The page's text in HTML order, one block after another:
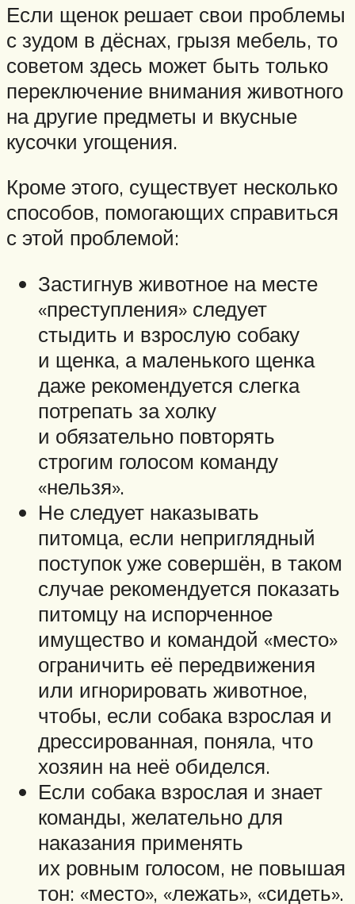
Если щенок решает свои проблемы
с зудом в дёснах, грызя мебель, то
советом здесь может быть только
переключение внимания животного
на другие предметы и вкусные
кусочки угощения.
Кроме этого, существует несколько
способов, помогающих справиться
с этой проблемой:
Застигнув животное на месте
«преступления» следует
стыдить и взрослую собаку
и щенка, а маленького щенка
даже рекомендуется слегка
потрепать за холку
и обязательно повторять
строгим голосом команду
«нельзя».
Не следует наказывать
питомца, если неприглядный
поступок уже совершён, в таком
случае рекомендуется показать
питомцу на испорченное
имущество и командой «место»
ограничить её передвижения
или игнорировать животное,
чтобы, если собака взрослая и
дрессированная, поняла, что
хозяин на неё обиделся.
Если собака взрослая и знает
команды, желательно для
наказания применять
их ровным голосом, не повышая
тон: «место», «лежать», «сидеть».